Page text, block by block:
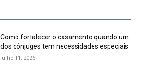
Como fortalecer o casamento quando um
dos cônjuges tem necessidades especiais
julho 11, 2026